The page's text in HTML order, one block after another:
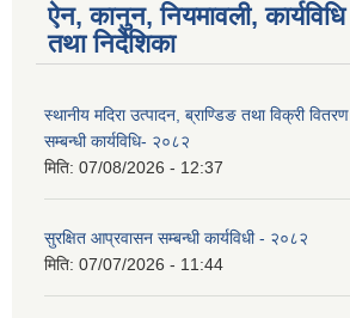
ऐन, कानुन, नियमावली, कार्यविधि
तथा निर्देशिका
स्थानीय मदिरा उत्पादन, ब्राण्डिङ तथा विक्री वितरण
सम्बन्धी कार्यविधि- २०८२
मिति: 07/08/2026 - 12:37
सुरक्षित आप्रवासन सम्बन्धी कार्यविधी - २०८२
मिति: 07/07/2026 - 11:44